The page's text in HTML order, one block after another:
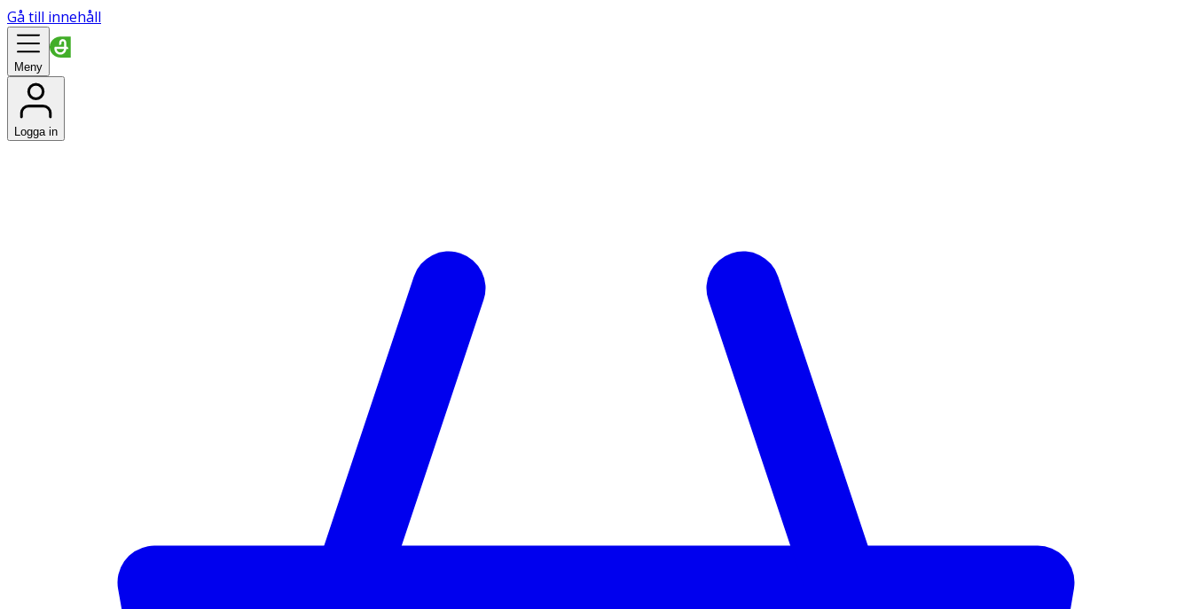
Gå till innehåll
Meny
Logga in